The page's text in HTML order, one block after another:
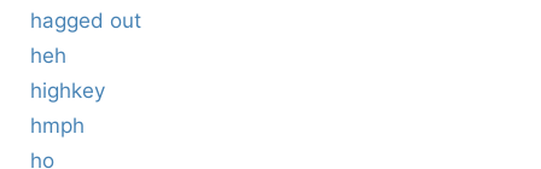
hagged out
heh
highkey
hmph
ho